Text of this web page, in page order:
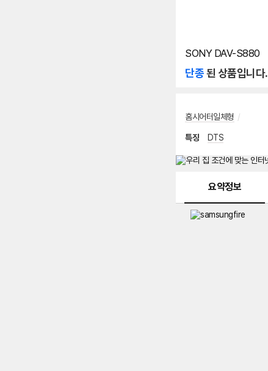
SONY DAV-S880
단종된 상품입니다.
홈시어터일체형 /
특징 DTS
요약정보